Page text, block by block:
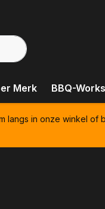
Merk BBQ-
langs in onze winkel